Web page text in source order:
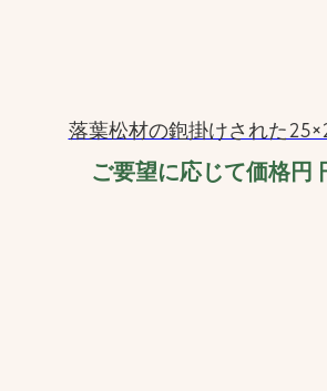
落葉松材の鉋掛けされた
ご要望に応じて価格円